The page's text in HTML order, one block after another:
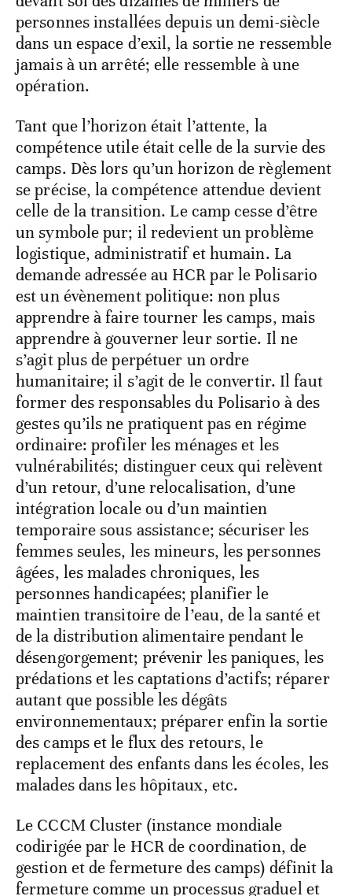
personnes installées depuis un demi-siècle
dans un espace d’exil, la sortie ne ressemble
jamais à un arrêté; elle ressemble à une
opération.
Tant que l’horizon était l’attente, la
compétence utile était celle de la survie des
camps. Dès lors qu’un horizon de règlement
se précise, la compétence attendue devient
celle de la transition. Le camp cesse d’être
un symbole pur; il redevient un problème
logistique, administratif et humain. La
demande adressée au HCR par le Polisario
est un évènement politique: non plus
apprendre à faire tourner les camps, mais
apprendre à gouverner leur sortie. Il ne
s’agit plus de perpétuer un ordre
humanitaire; il s’agit de le convertir. Il faut
former des responsables du Polisario à des
gestes qu’ils ne pratiquent pas en régime
ordinaire: profiler les ménages et les
vulnérabilités; distinguer ceux qui relèvent
d’un retour, d’une relocalisation, d’une
intégration locale ou d’un maintien
temporaire sous assistance; sécuriser les
femmes seules, les mineurs, les personnes
âgées, les malades chroniques, les
personnes handicapées; planifier le
maintien transitoire de l’eau, de la santé et
de la distribution alimentaire pendant le
désengorgement; prévenir les paniques, les
prédations et les captations d’actifs; réparer
autant que possible les dégâts
environnementaux; préparer enfin la sortie
des camps et le flux des retours, le
replacement des enfants dans les écoles, les
malades dans les hôpitaux, etc.
Le CCCM Cluster (instance mondiale
codirigée par le HCR de coordination, de
gestion et de fermeture des camps) définit la
fermeture comme un processus graduel et